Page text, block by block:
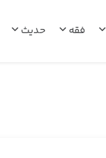
فقه حدیث